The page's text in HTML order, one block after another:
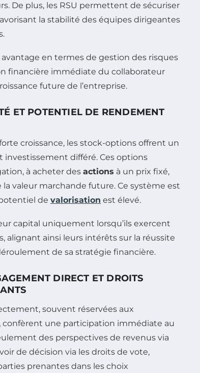
De plus, les RSU permettent de sécuriser
la stabilité des équipes dirigeantes
en termes de gestion des risques
financière immédiate du collaborateur
future de l’entreprise.
ET POTENTIEL DE RENDEMENT
croissance, les stock-options offrent un
différé. Ces options
à acheter des actions à un prix fixé,
valeur marchande future. Ce système est
de valorisation est élevé.
capital uniquement lorsqu’ils exercent
alignant ainsi leurs intérêts sur la réussite
de sa stratégie financière.
DIRECT ET DROITS
souvent réservées aux
confèrent une participation immédiate au
des perspectives de revenus via
de décision via les droits de vote,
prenantes dans les choix